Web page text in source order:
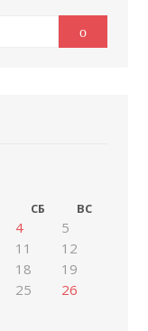
СБ ВС
4
5
11
12
18
19
25
26